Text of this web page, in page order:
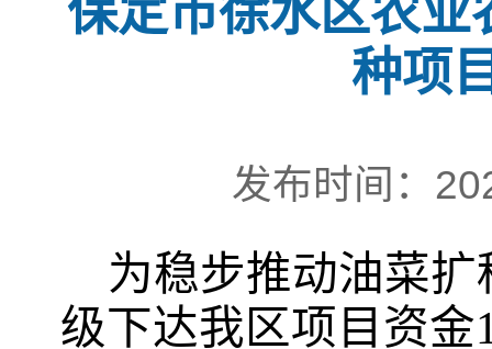
保定市徐水区农
种项
发布时间：
为稳步推动油菜
级下达我区项目资金